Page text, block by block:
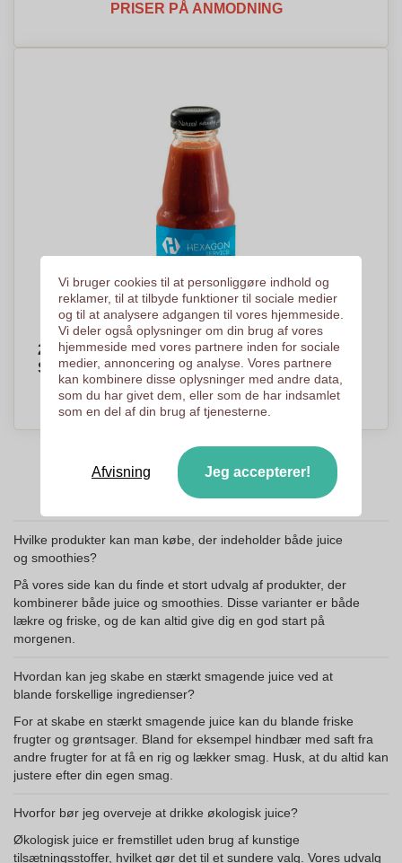
PRISER PÅ ANMODNING
200 ml Tomatjuice Glasflaske med Sort Kapsel -
Skæring
PRISER PÅ ANMODNING
Hvilke produkter kan man købe, der indeholder både juice
og smoothies?
På vores side kan du finde et stort udvalg af produkter, der
kombinerer både juice og smoothies. Disse varianter er både
lækre og friske, og de kan altid give dig en god start på
morgenen.
Hvordan kan jeg skabe en stærkt smagende juice ved at
blande forskellige ingredienser?
For at skabe en stærkt smagende juice kan du blande friske
frugter og grøntsager. Bland for eksempel hindbær med saft fra
andre frugter for at få en rig og lækker smag. Husk, at du altid kan
justere efter din egen smag.
Hvorfor bør jeg overveje at drikke økologisk juice?
Økologisk juice er fremstillet uden brug af kunstige
tilsætningsstoffer, hvilket gør det til et sundere valg. Vores udvalg
Vi bruger cookies til at personliggøre indhold og
reklamer, til at tilbyde funktioner til sociale medier
og til at analysere adgangen til vores hjemmeside.
Vi deler også oplysninger om din brug af vores
hjemmeside med vores partnere inden for sociale
medier, annoncering og analyse. Vores partnere
kan kombinere disse oplysninger med andre data,
som du har givet dem, eller som de har indsamlet
som en del af din brug af tjenesterne.
Afvisning Jeg accepterer!